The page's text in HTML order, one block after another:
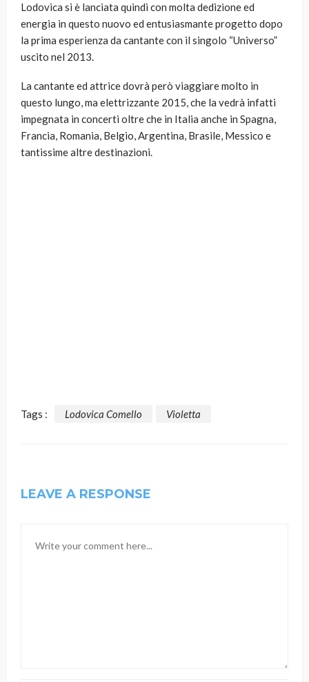
Lodovica si è lanciata quindi con molta dedizione ed
energia in questo nuovo ed entusiasmante progetto dopo
la prima esperienza da cantante con il singolo “Universo”
uscito nel 2013.
La cantante ed attrice dovrà però viaggiare molto in
questo lungo, ma elettrizzante 2015, che la vedrà infatti
impegnata in concerti oltre che in Italia anche in Spagna,
Francia, Romania, Belgio, Argentina, Brasile, Messico e
tantissime altre destinazioni.
Tags : Lodovica Comello Violetta
LEAVE A RESPONSE